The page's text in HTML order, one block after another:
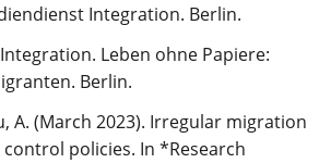
Integration. Berlin.
Leben ohne Papiere:
Berlin.
A. (March 2023). Irregular migration
policies. In *Research